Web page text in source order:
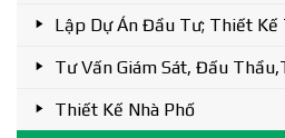
Lập Dự Án Đầu Tư; Thiết Kế
Tư Vấn Giám Sát, Đấu
Thiết Kế Nhà Phố